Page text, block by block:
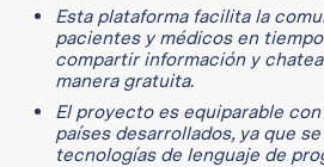
Esta plataforma facilita la
pacientes y médicos en
compartir información y
manera gratuita.
El proyecto es equiparable
países desarrollados, ya que
tecnologías de lenguaje de